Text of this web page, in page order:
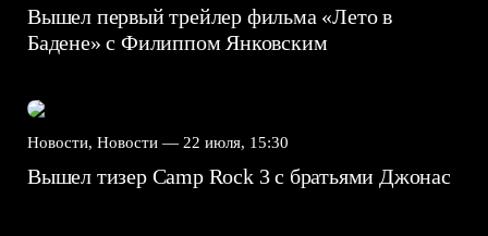
Вышел первый трейлер фильма «Лето в
Бадене» с Филиппом Янковским
Новости, Новости — 22 июля, 15:30
Вышел тизер Camp Rock 3 с братьями Джонас